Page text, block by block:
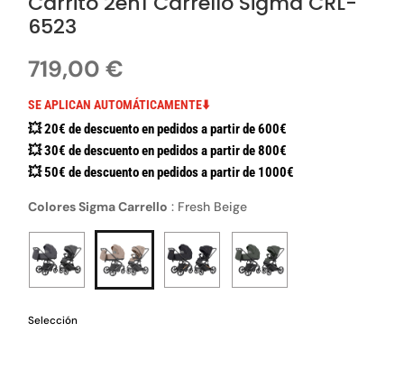
6523
719,00€
SE APLICAN AUTOMÁTICAMENTE⬇️
💥 20€ de descuento en pedidos a partir de 600€
💥 30€ de descuento en pedidos a partir de 800€
💥 50€ de descuento en pedidos a partir de 1000€
Colores Sigma Carrello : Fresh Beige
Selección